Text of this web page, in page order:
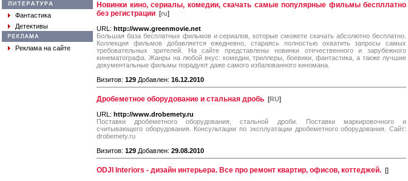
Фантастика
Детективы
Реклама на сайте
Новинки кино, сериалы, комедии, скачать самые популярные фильмы беспллатно
без регистрации [ru]
URL: http://www.greenmovie.net
Большая база бесплатных фильмов и сериалов, которые сможете скачать абсолютно бесплатно.
Коллекция фильмов добавляется ежедневно, стараясь полностью охватить запросы самых
требовательных зрителей. На сайте представлены новинки отечественного и зарубежного
кинематографа. Жанры на любой вкус: комедии, триллеры, боевики, фантастика, а также лучшие
документальные фильмы порадуют даже самого избалованного киномана.
Визитов: 129 Добавлен: 16.12.2010
Дробеметное оборудование и стальная дробь [RU]
URL: http://www.drobemety.ru
Поставки дробеметного оборудования, стальной дроби. Поставки маркировочного и
считывающего оборудования. Консультации по эксплуатации дробеметного оборудования. Сайт:
drobemety.ru
Визитов: 129 Добавлен: 29.08.2010
ODJI Interiors - дизайн интерьера. Все про ремонт квартир, офисов, коттеджей. []